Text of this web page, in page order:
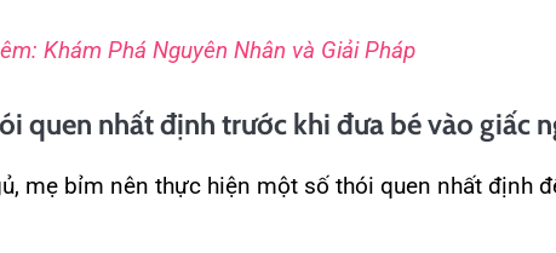
Khám Phá Nguyên Nhân và Giải Pháp
quen nhất định trước khi đưa bé vào giấc
mẹ bỉm nên thực hiện một số thói quen nhất định